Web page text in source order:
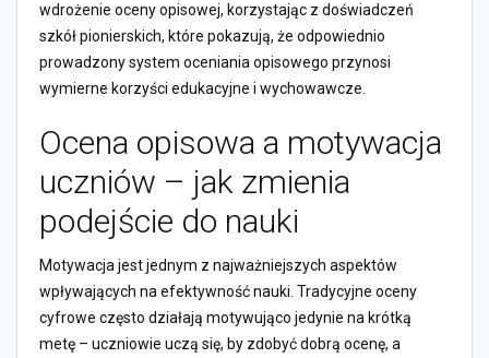
wdrożenie oceny opisowej, korzystając z doświadczeń
szkół pionierskich, które pokazują, że odpowiednio
prowadzony system oceniania opisowego przynosi
wymierne korzyści edukacyjne i wychowawcze.
Ocena opisowa a motywacja
uczniów – jak zmienia
podejście do nauki
Motywacja jest jednym z najważniejszych aspektów
wpływających na efektywność nauki. Tradycyjne oceny
cyfrowe często działają motywująco jedynie na krótką
metę – uczniowie uczą się, by zdobyć dobrą ocenę, a